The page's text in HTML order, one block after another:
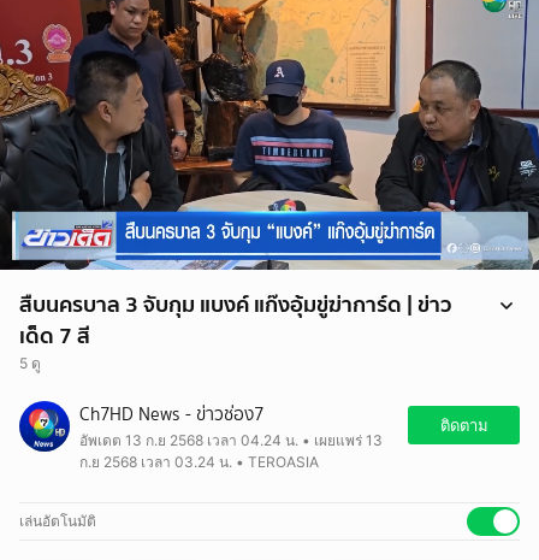
สืบนครบาล 3 จับกุม แบงค์ แก๊งอุ้มขู่ฆ่าการ์ด | ข่าว
เด็ด 7 สี
5 ดู
Ch7HD News - ข่าวช่อง7
อัพเดต 13 ก.ย 2568 เวลา 04.24 น. • เผยแพร่ 13
ก.ย 2568 เวลา 03.24 น. • TEROASIA
ติดตาม
เล่นอัตโนมัติ